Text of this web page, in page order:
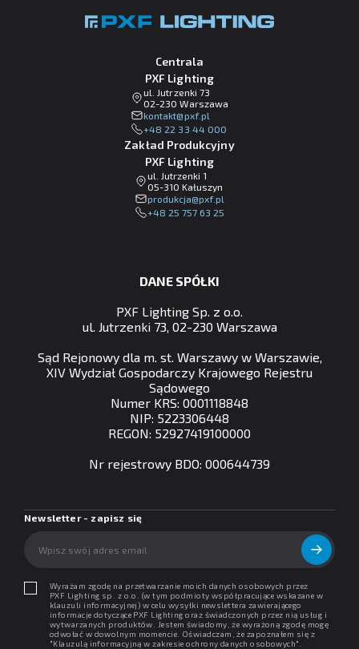
Centrala
PXF Lighting
ul. Jutrzenki 73
02-230 Warszawa
lp.fxp@tkatnok
+48 22 33 44 000
Zakład Produkcyjny
PXF Lighting
ul. Jutrzenki 1
05-310 Kałuszyn
lp.fxp@ajckudorp
+48 25 757 63 25
DANE SPÓŁKI
PXF Lighting Sp. z o.o.
ul. Jutrzenki 73, 02-230 Warszawa
Sąd Rejonowy dla m. st. Warszawy w Warszawie,
XIV Wydział Gospodarczy Krajowego Rejestru
Sądowego
Numer KRS: 0001118848
NIP: 5223306448
REGON: 52927419100000
Nr rejestrowy BDO: 000644739
Newsletter - zapisz się
Wyrażam zgodę na przetwarzanie moich danych osobowych przez
PXF Lighting sp. z o.o. (w tym podmioty współpracujące wskazane w
klauzuli informacyjnej) w celu wysyłki newslettera zawierającego
informacje dotyczące PXF Lighting oraz świadczonych przez nią usług i
wytwarzanych produktów. Jestem świadomy, że wyrażoną zgodę mogę
odwołać w dowolnym momencie. Oświadczam, że zapoznałem się z
"Klauzulą informacyjną w zakresie ochrony danych osobowych".